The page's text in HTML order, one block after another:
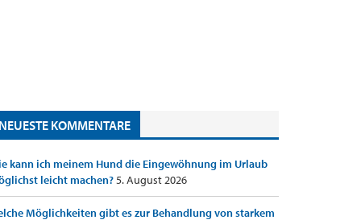
NEUESTE KOMMENTARE
kann ich meinem Hund die Eingewöhnung im Urlaub
leicht machen?5. August 2026
Möglichkeiten gibt es zur Behandlung von starkem